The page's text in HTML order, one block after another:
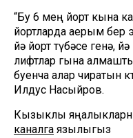
“Бу 6 мең йорт кына
йортларда аерым бер
йә йорт түбәсе генә,
лифтлар гына
буенча алар чиратын
Илдус Насыйров.
Кызыклы
каналга язылыгыз